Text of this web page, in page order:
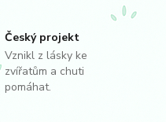
Český projekt
Vznikl z lásky ke
zvířatům a chuti
pomáhat.